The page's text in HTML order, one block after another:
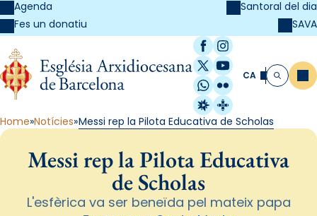
Agenda
Fes un donatiu
Santoral del dia
SAVA
Facebook
Instagram
X / Twitter
YouTube
WhatsApp
Flickr
Radio Estel
Catalunya
CA Cerca
Home Notícies Messi rep la Pilota Educativa de Scholas
Messi rep la Pilota Educativa
de Scholas
L'esfèrica va ser beneïda pel mateix papa